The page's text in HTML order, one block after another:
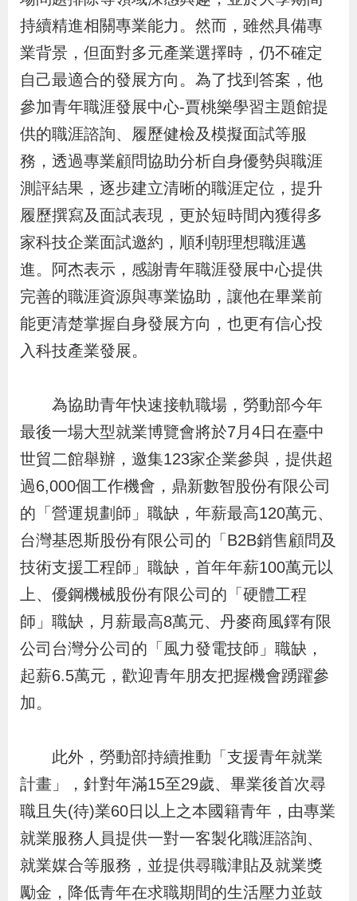
私
權
資
訊
安
全
政
策
府
網
站
資
放
宣
告
檢
舉
貪
瀆
通
位
置
持續精進相關專業能力。然而，雖然具備專
業背景，但面對多元產業選擇時，仍不確定
自己最適合的發展方向。為了找到答案，他
參加青年職涯發展中心-賈桃樂學習主題館提
供的職涯諮詢、履歷健檢及模擬面試等服
務，透過專業顧問協助分析自身優勢與職涯
測評結果，逐步建立清晰的職涯定位，提升
履歷撰寫及面試表現，更於短時間內獲得多
家科技企業面試邀約，順利朝理想職涯邁
進。阿杰表示，感謝青年職涯發展中心提供
完善的職涯資源與專業協助，讓他在畢業前
能更清楚掌握自身發展方向，也更有信心投
入科技產業發展。
為協助青年快速接軌職場，勞動部今年
最後一場大型就業博覽會將於7月4日在臺中
世貿二館舉辦，邀集123家企業參與，提供超
過6,000個工作機會，鼎新數智股份有限公司
的「營運規劃師」職缺，年薪最高120萬元、
台灣基恩斯股份有限公司的「B2B銷售顧問及
技術支援工程師」職缺，首年年薪100萬元以
上、優鋼機械股份有限公司的「硬體工程
師」職缺，月薪最高8萬元、丹麥商風鐸有限
公司台灣分公司的「風力發電技師」職缺，
起薪6.5萬元，歡迎青年朋友把握機會踴躍參
加。
此外，勞動部持續推動「支援青年就業
計畫」，針對年滿15至29歲、畢業後首次尋
職且失(待)業60日以上之本國籍青年，由專業
就業服務人員提供一對一客製化職涯諮詢、
就業媒合等服務，並提供尋職津貼及就業獎
勵金，降低青年在求職期間的生活壓力並鼓